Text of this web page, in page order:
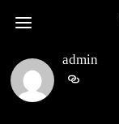
admin